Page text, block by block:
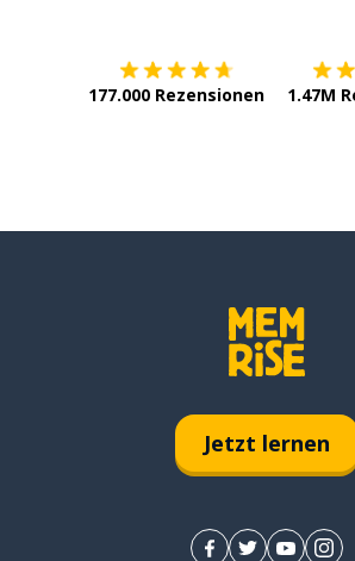
177.000 Rezensionen 1.47M
Jetzt lernen